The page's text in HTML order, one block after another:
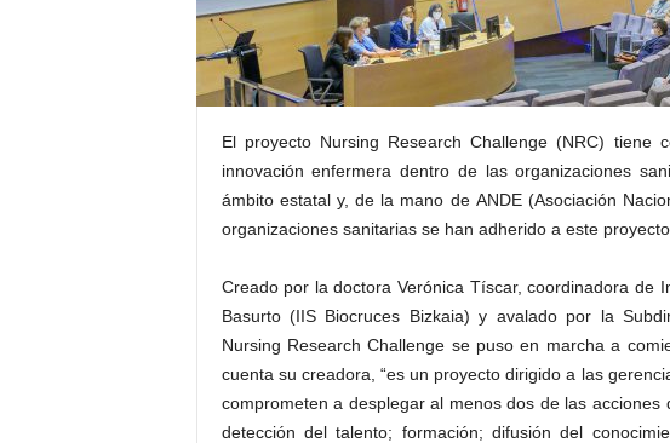
El proyecto Nursing Research Challenge (NRC) tiene
innovación enfermera dentro de las organizaciones
ámbito estatal y, de la mano de ANDE (Asociación
organizaciones sanitarias se han adherido a este
Creado por la doctora Verónica Tíscar, coordinadora de
Basurto (IIS Biocruces Bizkaia) y avalado por la
Nursing Research Challenge se puso en marcha a
cuenta su creadora, “es un proyecto dirigido a las
comprometen a desplegar al menos dos de las
detección del talento; formación; difusión del